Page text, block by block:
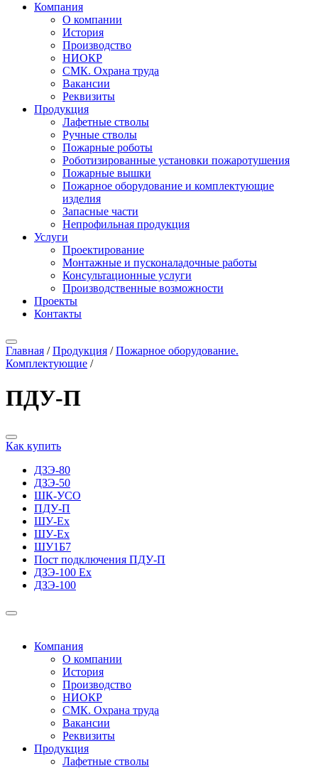
Компания
О компании
История
Производство
НИОКР
СМК. Охрана труда
Вакансии
Реквизиты
Продукция
Лафетные стволы
Ручные стволы
Пожарные роботы
Роботизированные установки пожаротушения
Пожарные вышки
Пожарное оборудование и комплектующие
изделия
Запасные части
Непрофильная продукция
Услуги
Проектирование
Монтажные и пусконаладочные работы
Консультационные услуги
Производственные возможности
Проекты
Контакты
Главная /Продукция /Пожарное оборудование.
Комплектующие /
ПДУ-П
Как купить
ДЗЭ-80
ДЗЭ-50
ШК-УСО
ПДУ-П
ШУ-Ех
ШУ-Ех
ШУ1Б7
Пост подключения ПДУ-П
ДЗЭ-100 Ех
ДЗЭ-100
Компания
О компании
История
Производство
НИОКР
СМК. Охрана труда
Вакансии
Реквизиты
Продукция
Лафетные стволы